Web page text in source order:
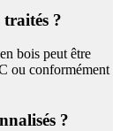
?
bois peut être
ou conformément
?